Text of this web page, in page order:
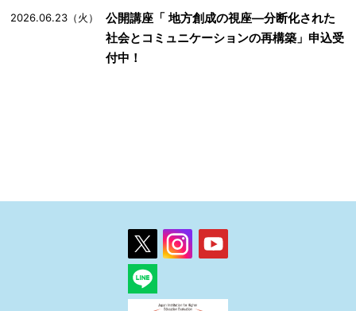
2026.06.23（火）
公開講座「 地方創成の視座―分断化された
社会とコミュニケーションの再構築」申込受
付中！